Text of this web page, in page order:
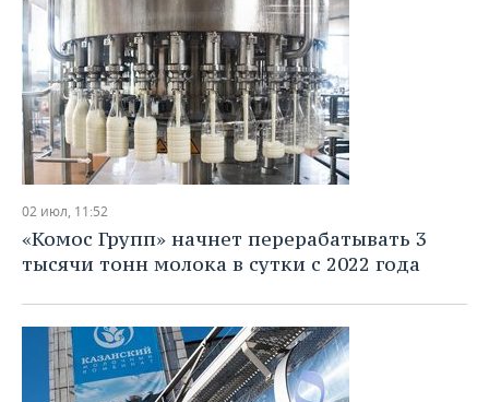
02 июл, 11:52
«Комос Групп» начнет перерабатывать 3
тысячи тонн молока в сутки с 2022 года